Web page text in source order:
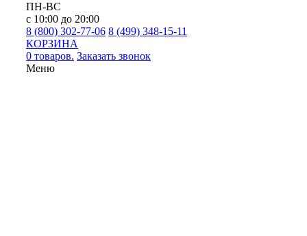
ПН-ВС
с 10:00 до 20:00
8 (800) 302-77-06 8 (499) 348-15-11
КОРЗИНА
0 товаров. Заказать звонок
Меню